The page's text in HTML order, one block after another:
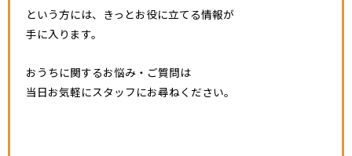
という方には、きっとお役に立てる情報が
手に入ります。
おうちに関するお悩み・ご質問は
当日お気軽にスタッフにお尋ねください。